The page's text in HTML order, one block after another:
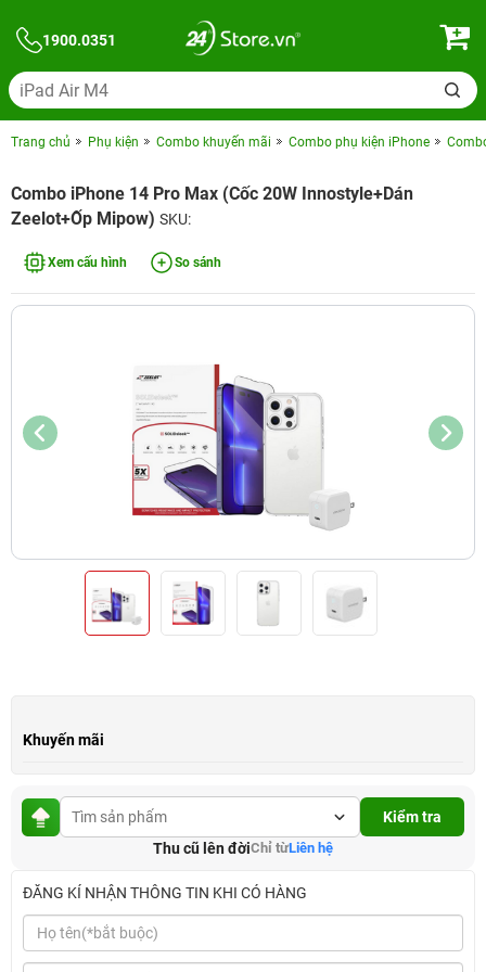
1900.0351
Trang chủ Phụ kiện Combo khuyến mãi Combo phụ kiện iPhone
Combo iPhone 14 Pro Max (Cốc 20W Innostyle+Dán
Zeelot+Ốp Mipow) SKU:
Xem cấu hình So sánh
Khuyến mãi
Kiểm tra
Thu cũ lên đờiChỉ từLiên hệ
ĐĂNG KÍ NHẬN THÔNG TIN KHI CÓ HÀNG